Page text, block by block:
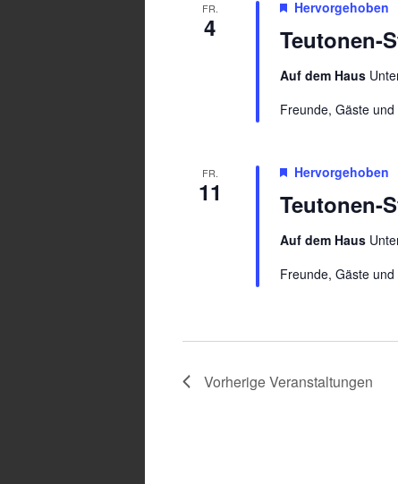
FR.
4 Teutonen-
Hervorgehoben
Auf dem Haus
Freunde, Gäste
FR.
11 Teutonen-
Hervorgehoben
Auf dem Haus
Freunde, Gäste
VorherigeVeranstaltungen